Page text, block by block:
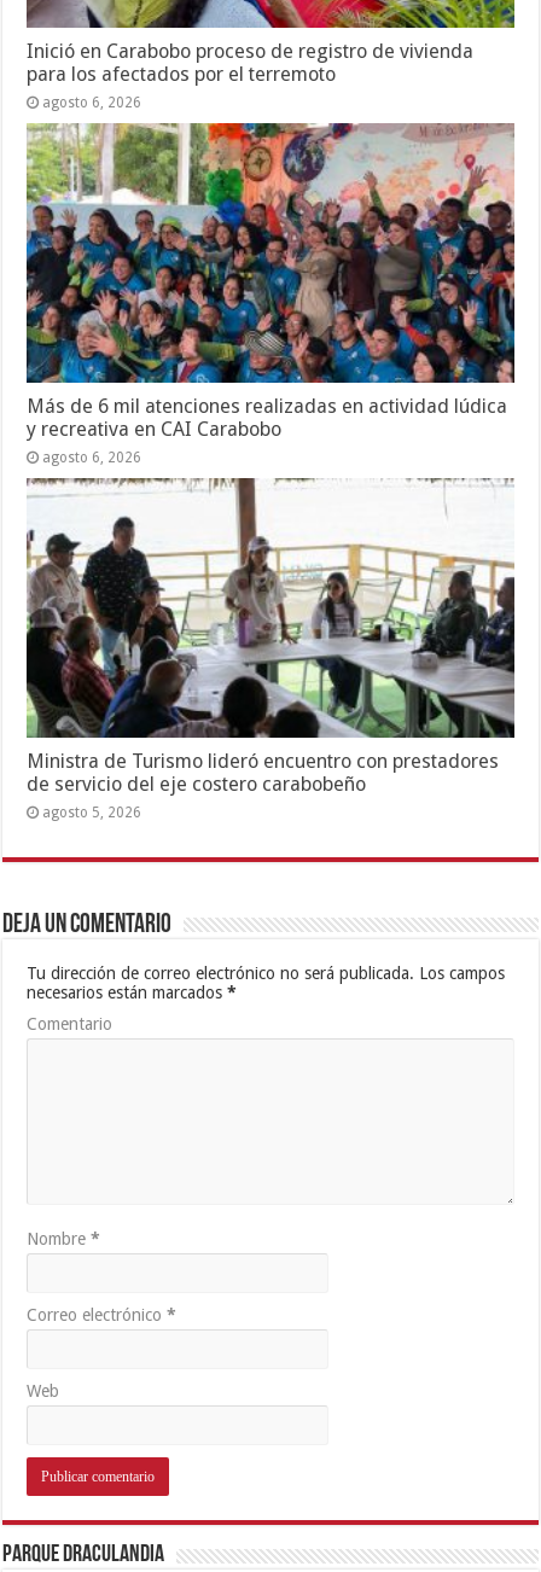
Inició en Carabobo proceso de registro de vivienda
para los afectados por el terremoto
agosto 6, 2026
Más de 6 mil atenciones realizadas en actividad lúdica
y recreativa en CAI Carabobo
agosto 6, 2026
Ministra de Turismo lideró encuentro con prestadores
de servicio del eje costero carabobeño
agosto 5, 2026
Deja un comentario
Tu dirección de correo electrónico no será publicada. Los campos
necesarios están marcados*
Comentario
Nombre*
Correo electrónico*
Web
Parque Draculandia